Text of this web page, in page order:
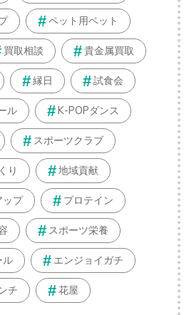
ペット用ベット
買取相談 貴金属買取
縁日 試食会
ル K-POPダンス
スポーツクラブ
り 地域貢献
ップ プロテイン
スポーツ栄養
ル エンジョイガチ
チ 花屋